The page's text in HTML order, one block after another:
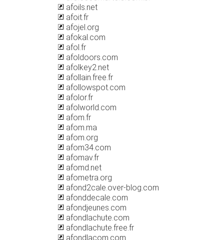
afoils.net
afoit.fr
afojel.org
afokal.com
afol.fr
afoldoors.com
afolkey2.net
afollain.free.fr
afollowspot.com
afolor.fr
afolworld.com
afom.fr
afom.ma
afom.org
afom34.com
afomav.fr
afomd.net
afometra.org
afond2cale.over-blog.com
afonddecale.com
afondjeunes.com
afondlachute.com
afondlachute.free.fr
afondlacom.com